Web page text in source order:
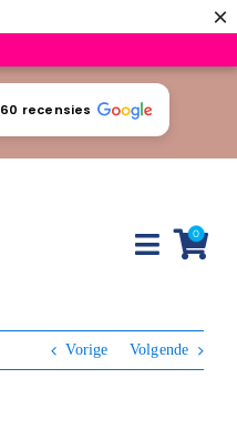
×
60 recensies
Toggle
0
Vorige Volgende